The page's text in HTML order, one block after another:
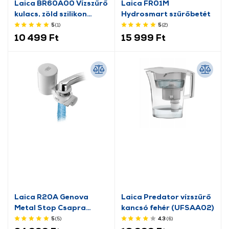
Laica BR60A00 Vízszűrő
kulacs, zöld szilikon
pánttal
5(1)
10 499 Ft
Laica FR01M
Hydrosmart szűrőbetét
5(2)
15 999 Ft
Laica R20A Genova
Metal Stop Csapra
szerelhető vízszűrő
5(5)
Laica Predator vízszűrő
kancsó fehér (UFSAA02)
4.3(6)